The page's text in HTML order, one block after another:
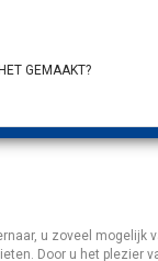
GEMAAKT?
u zoveel mogelijk
Door u het plezier